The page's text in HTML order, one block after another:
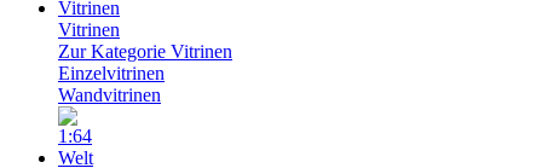
Vitrinen
Zur Kategorie Vitrinen
Einzelvitrinen
Wandvitrinen